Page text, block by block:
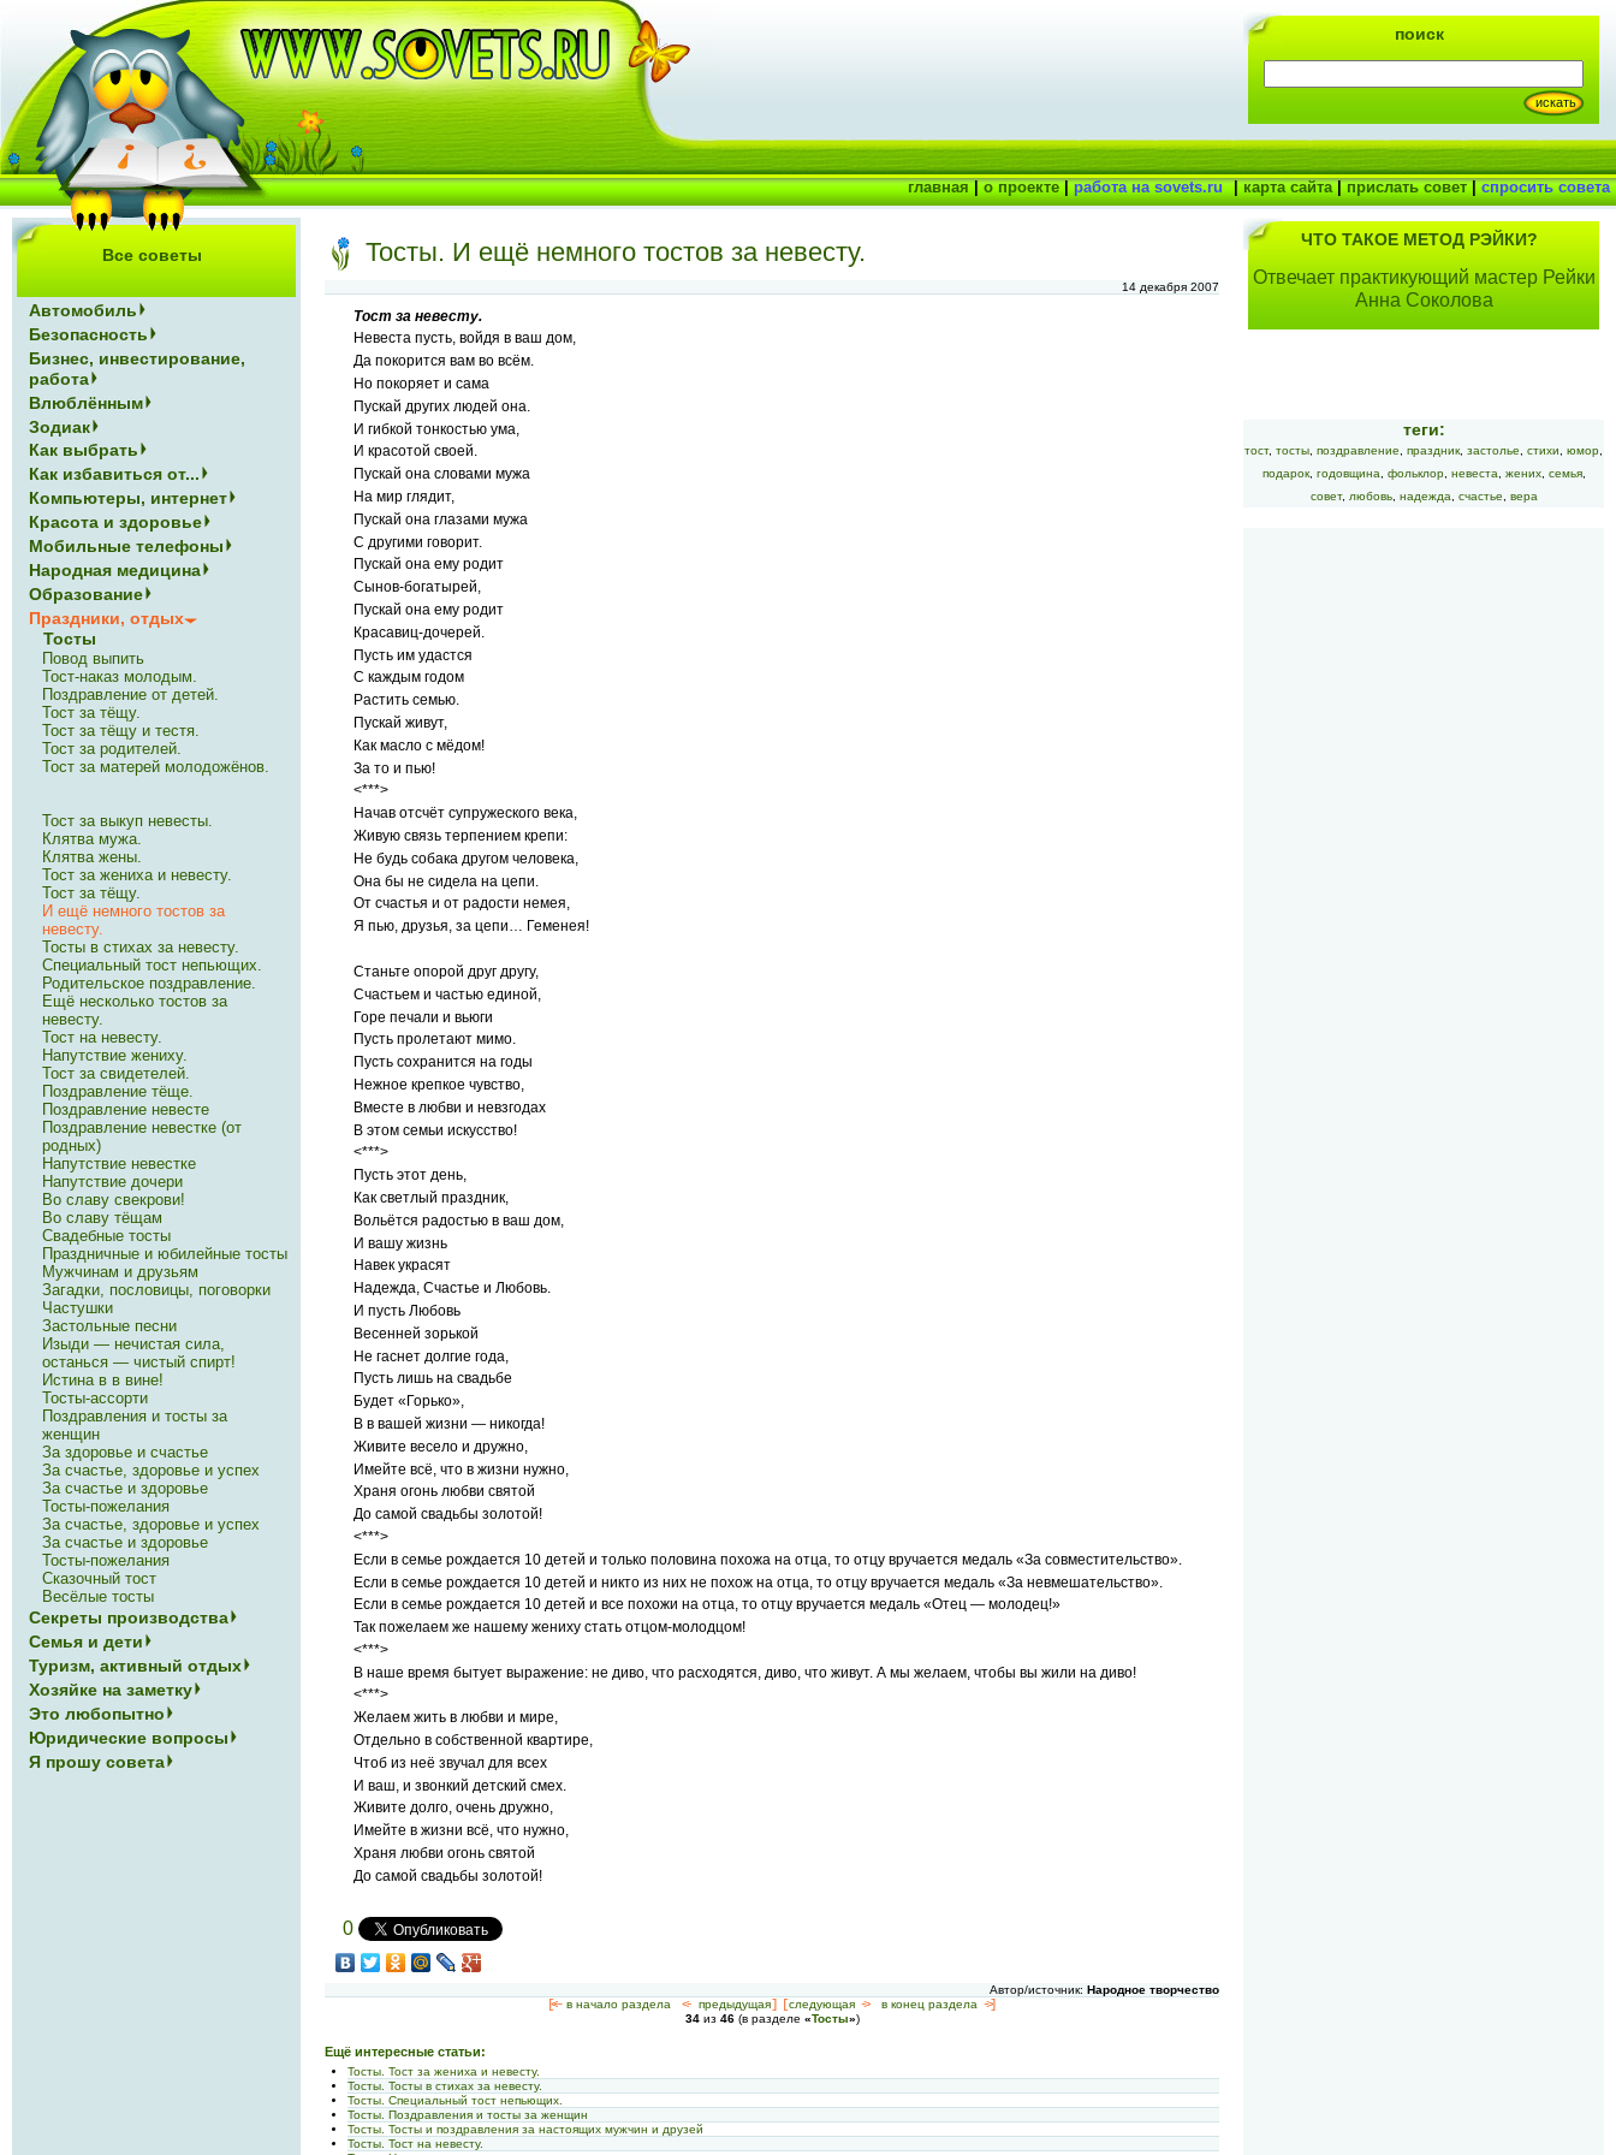
Тосты. И ещё немного тостов за невесту.
14 декабря 2007
Тост за невесту.
Невеста пусть, войдя в ваш дом,
Да покорится вам во всём.
Но покоряет и сама
Пускай других людей она.
И гибкой тонкостью ума,
И красотой своей.
Пускай она словами мужа
На мир глядит,
Пускай она глазами мужа
С другими говорит.
Пускай она ему родит
Сынов-богатырей,
Пускай она ему родит
Красавиц-дочерей.
Пусть им удастся
С каждым годом
Растить семью.
Пускай живут,
Как масло с мёдом!
За то и пью!
<***>
Начав отсчёт супружеского века,
Живую связь терпением крепи:
Не будь собака другом человека,
Она бы не сидела на цепи.
От счастья и от радости немея,
Я пью, друзья, за цепи… Геменея!
Станьте опорой друг другу,
Счастьем и частью единой,
Горе печали и вьюги
Пусть пролетают мимо.
Пусть сохранится на годы
Нежное крепкое чувство,
Вместе в любви и невзгодах
В этом семьи искусство!
<***>
Пусть этот день,
Как светлый праздник,
Вольётся радостью в ваш дом,
И вашу жизнь
Навек украсят
Надежда, Счастье и Любовь.
И пусть Любовь
Весенней зорькой
Не гаснет долгие года,
Пусть лишь на свадьбе
Будет «Горько»,
В в вашей жизни — никогда!
Живите весело и дружно,
Имейте всё, что в жизни нужно,
Храня огонь любви святой
До самой свадьбы золотой!
<***>
Если в семье рождается 10 детей и только половина похожа на отца, то отцу вручается медаль «За совместительство».
Если в семье рождается 10 детей и никто из них не похож на отца, то отцу вручается медаль «За невмешательство».
Если в семье рождается 10 детей и все похожи на отца, то отцу вручается медаль «Отец — молодец!»
Так пожелаем же нашему жениху стать отцом-молодцом!
<***>
В наше время бытует выражение: не диво, что расходятся, диво, что живут. А мы желаем, чтобы вы жили на диво!
<***>
Желаем жить в любви и мире,
Отдельно в собственной квартире,
Чтоб из неё звучал для всех
И ваш, и звонкий детский смех.
Живите долго, очень дружно,
Имейте в жизни всё, что нужно,
Храня любви огонь святой
До самой свадьбы золотой!
0
Автор/источник: Народное творчество
[<— в начало раздела <- предыдущая] [ следующая -> в конец раздела ->]
34из 46(в разделе «Тосты»)
Ещё интересные статьи:
Тосты. Тост за жениха и невесту.
Тосты. Тосты в стихах за невесту.
Тосты. Специальный тост непьющих.
Тосты. Поздравления и тосты за женщин
Тосты. Тосты и поздравления за настоящих мужчин и друзей
Тосты. Тост на невесту.
Все советы
Автомобиль
Безопасность
Бизнес, инвестирование,
работа
Влюблённым
Зодиак
Как выбрать
Как избавиться от...
Компьютеры, интернет
Красота и здоровье
Мобильные телефоны
Народная медицина
Образование
Праздники, отдых
Тосты
Повод выпить
Тост-наказ молодым.
Поздравление от детей.
Тост за тёщу.
Тост за тёщу и тестя.
Тост за родителей.
Тост за матерей молодожёнов.
Тост за выкуп невесты.
Клятва мужа.
Клятва жены.
Тост за жениха и невесту.
Тост за тёщу.
И ещё немного тостов за
невесту.
Тосты в стихах за невесту.
Специальный тост непьющих.
Родительское поздравление.
Ещё несколько тостов за
невесту.
Тост на невесту.
Напутствие жениху.
Тост за свидетелей.
Поздравление тёще.
Поздравление невесте
Поздравление невестке (от
родных)
Напутствие невестке
Напутствие дочери
Во славу свекрови!
Во славу тёщам
Свадебные тосты
Праздничные и юбилейные тосты
Мужчинам и друзьям
Загадки, пословицы, поговорки
Частушки
Застольные песни
Изыди — нечистая сила,
останься — чистый спирт!
Истина в в вине!
Тосты-ассорти
Поздравления и тосты за
женщин
За здоровье и счастье
За счастье, здоровье и успех
За счастье и здоровье
Тосты-пожелания
За счастье, здоровье и успех
За счастье и здоровье
Тосты-пожелания
Сказочный тост
Весёлые тосты
Секреты производства
Семья и дети
Туризм, активный отдых
Хозяйке на заметку
Это любопытно
Юридические вопросы
Я прошу совета
ЧТО ТАКОЕ МЕТОД РЭЙКИ?
Отвечает практикующий мастер Рейки
Анна Соколова
теги:
тост, тосты поздравление праздник застолье стихи юмор
подарок, годовщина фольклор, невеста жених, семья,
совет, любовь, надежда счастье вера
поиск
главная|о проекте|работа на sovets.ru |карта сайта|прислать совет|спросить совета